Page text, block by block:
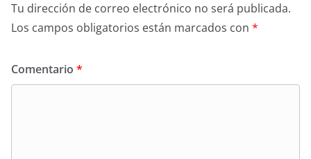
Tu dirección de correo electrónico no será publicada.
Los campos obligatorios están marcados con *
Comentario *